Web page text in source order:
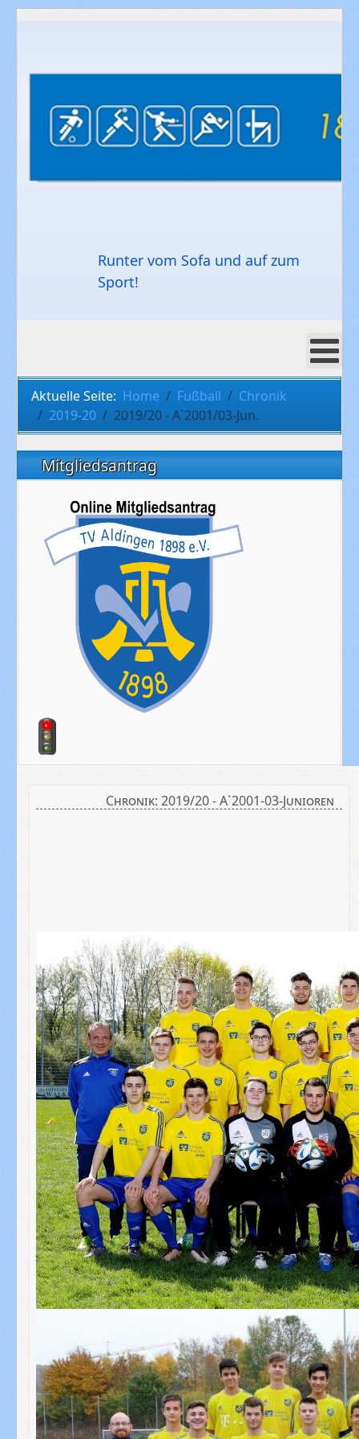
Runter vom Sofa und auf zum
Sport!
Aktuelle Seite: Home Fußball
Chronik
2019-20
2019/20 - A`2001/03-Jun.
Mitgliedsantrag
Chronik: 2019/20 - A`2001-03-Junioren